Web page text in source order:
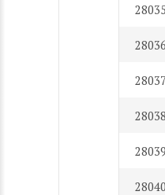
28035
28036
28037
28038
28039
28040